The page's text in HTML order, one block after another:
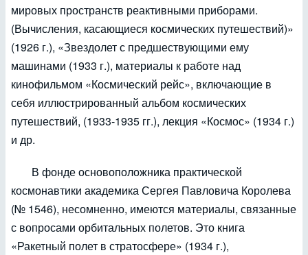
мировых пространств реактивными приборами.
(Вычисления, касающиеся космических путешествий)»
(1926 г.), «Звездолет с предшествующими ему
машинами (1933 г.), материалы к работе над
кинофильмом «Космический рейс», включающие в
себя иллюстрированный альбом космических
путешествий, (1933-1935 гг.), лекция «Космос» (1934 г.)
и др.
В фонде основоположника практической
космонавтики академика Сергея Павловича Королева
(№ 1546), несомненно, имеются материалы, связанные
с вопросами орбитальных полетов. Это книга
«Ракетный полет в стратосфере» (1934 г.),